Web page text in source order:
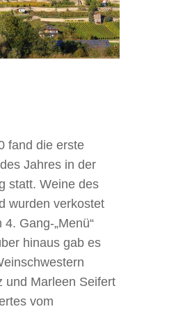
fand die erste
Jahres in der
statt. Weine des
wurden verkostet
Gang-„Menü“
hinaus gab es
und Marleen Seifert
vom